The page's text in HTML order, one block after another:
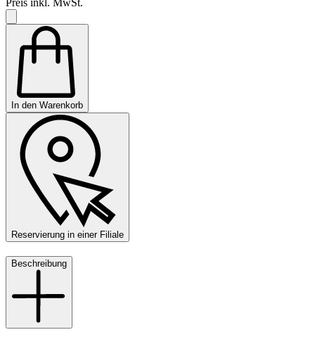
In den Warenkorb
Reservierung in einer Filiale
Beschreibung